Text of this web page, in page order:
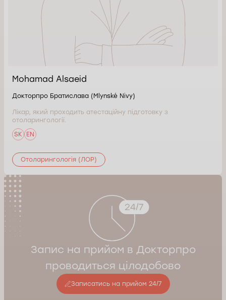
Mohamad Alsaeid
Докторпро Братислава (Mlynské Nivy)
Лікар, який проходить атестаційну підготовку з
отоларингології.
SK
EN
Отоларингологія (ЛОР)
Запис на прийом в Докторпро
проводиться цілодобово
Записатись на прийом 24/7